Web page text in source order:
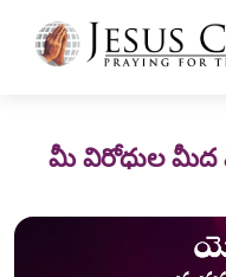
మీ విరోధుల మీద